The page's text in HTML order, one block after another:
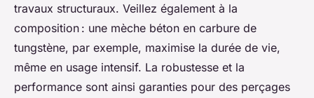
travaux structuraux. Veillez également à la
composition : une mèche béton en carbure de
tungstène, par exemple, maximise la durée de vie,
même en usage intensif. La robustesse et la
performance sont ainsi garanties pour des perçages